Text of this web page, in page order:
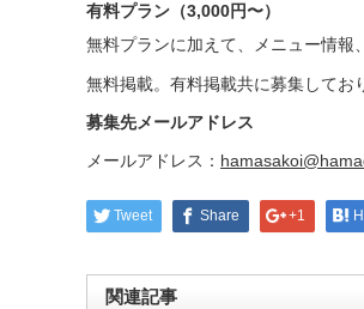
有料プラン（3,000円〜）
無料プランに加えて、メニュー情報
無料掲載。有料掲載共に募集してお
募集先メールアドレス
メールアドレス：
Tweet Share +1
関連記事